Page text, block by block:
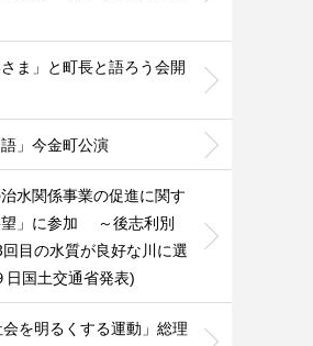
さま」と町長と語ろう会開
語」今金町公演
治水関係事業の促進に関す
望」に参加 ～後志利別
回目の水質が良好な川に選
日国土交通省発表)
会を明るくする運動」総理